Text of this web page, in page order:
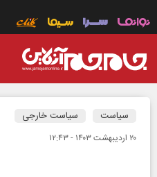
سیاست سیاست خارجی
۲۰ ارديبهشت ۱۴۰۳ - ۱۲:۴۳